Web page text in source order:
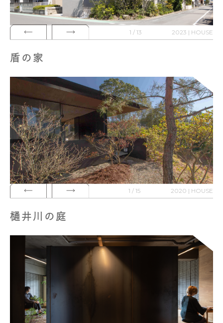
1 / 13 2023 | HOUSE
盾の家
1 / 15 2020 | HOUSE
樋井川の庭